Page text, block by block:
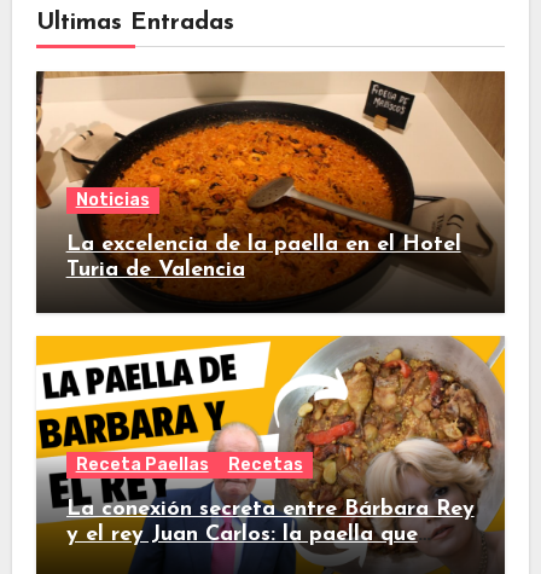
Ultimas Entradas
Noticias
La excelencia de la paella en el Hotel
Turia de Valencia
Receta Paellas Recetas
La conexión secreta entre Bárbara Rey
y el rey Juan Carlos: la paella que
conquistó al monarcav